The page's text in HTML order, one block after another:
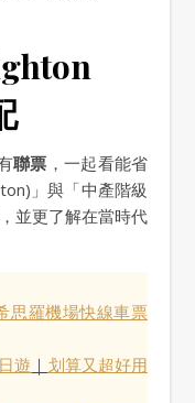
聯票 ，一起看能省
」與「中產階級
並更了解在當時代
思羅機場快線車票
遊 ｜ 划算又超好用